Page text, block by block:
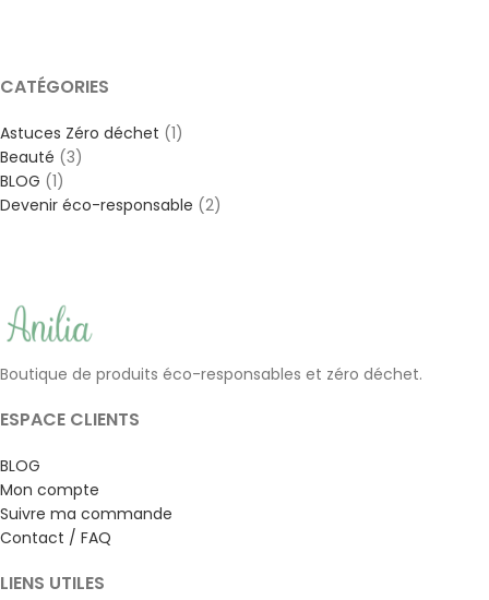
CATÉGORIES
Astuces Zéro déchet (1)
Beauté (3)
BLOG (1)
Devenir éco-responsable (2)
Boutique de produits éco-responsables et zéro déchet.
ESPACE CLIENTS
BLOG
Mon compte
Suivre ma commande
Contact / FAQ
LIENS UTILES